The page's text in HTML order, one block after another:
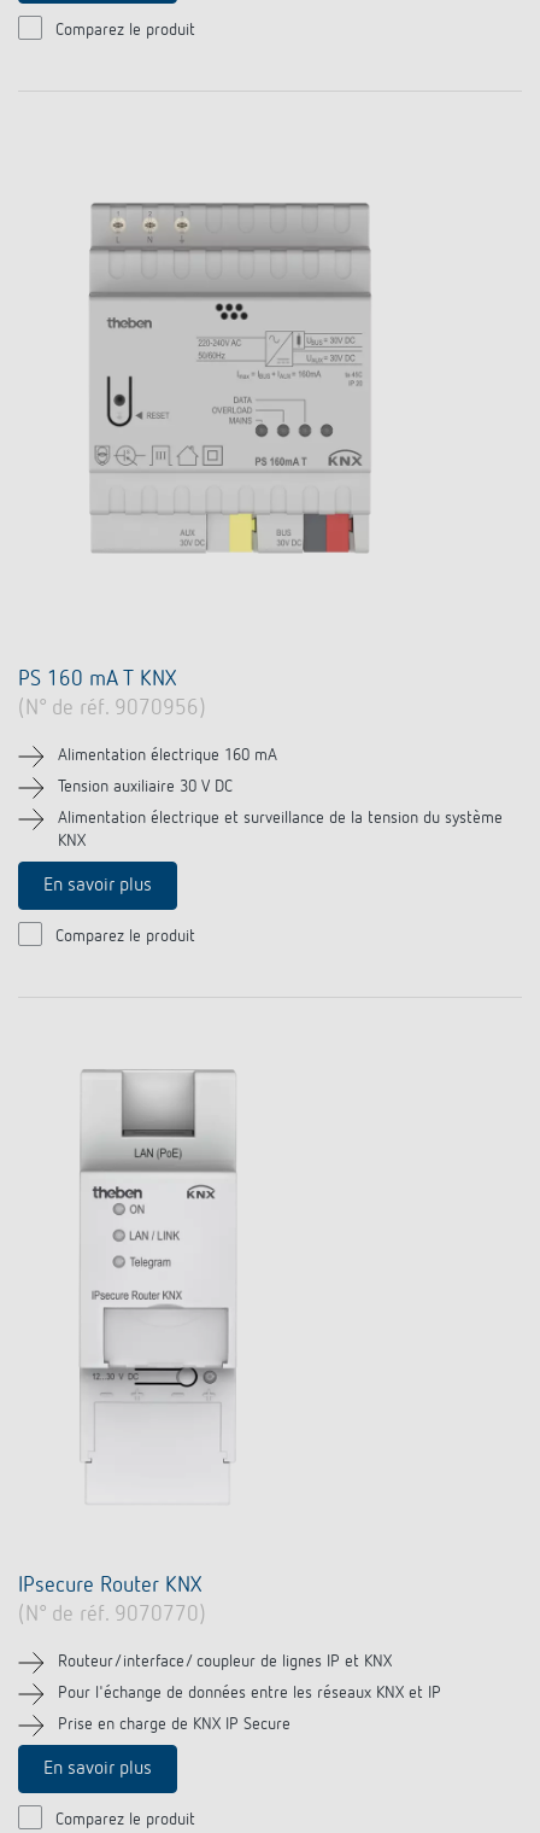
Comparez le produit
PS 160 mA T KNX
(N° de réf. 9070956)
Alimentation électrique 160 mA
Tension auxiliaire 30 V DC
Alimentation électrique et surveillance de la tension du système
KNX
En savoir plus
Comparez le produit
IPsecure Router KNX
(N° de réf. 9070770)
Routeur/interface/ coupleur de lignes IP et KNX
Pour l'échange de données entre les réseaux KNX et IP
Prise en charge de KNX IP Secure
En savoir plus
Comparez le produit